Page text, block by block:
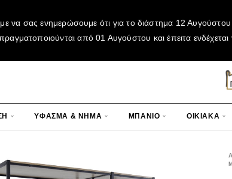
να σας ενημερώσουμε ότι για το διάστημα 12
από 01 Αυγούστου και έπειτα
ΥΦΑΣΜΑ & ΝΗΜΑ ΜΠΑΝΙΟ ΟΙΚΙΑΚΑ